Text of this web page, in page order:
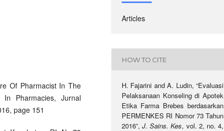
Of Pharmacist In The
In Pharmacies, Jurnal
page 151
Articles
HOW TO CITE
H. Fajarini and A. Ludin, “Evaluasi
Pelaksanaan Konseling di Apotek
Etika Farma Brebes berdasarkan
PERMENKES RI Nomor 73 Tahun
2016”,J. Sains. Kes, vol. 2, no. 4,